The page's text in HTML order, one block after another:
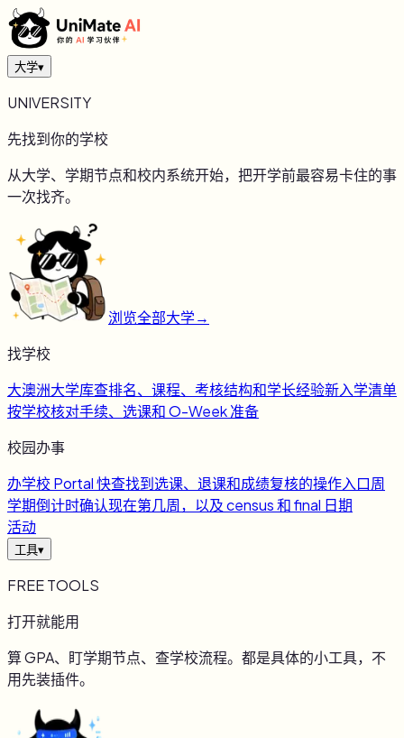
大学▾
UNIVERSITY
先找到你的学校
从大学、学期节点和校内系统开始，把开学前最容易卡住的事
一次找齐。
浏览全部大学→
找学校
大澳洲大学库查排名、课程、考核结构和学长经验新入学清单
按学校核对手续、选课和 O-Week 准备
校园办事
办学校 Portal 快查找到选课、退课和成绩复核的操作入口周
学期倒计时确认现在第几周，以及 census 和 final 日期
活动
工具▾
FREE TOOLS
打开就能用
算 GPA、盯学期节点、查学校流程。都是具体的小工具，不
用先装插件。